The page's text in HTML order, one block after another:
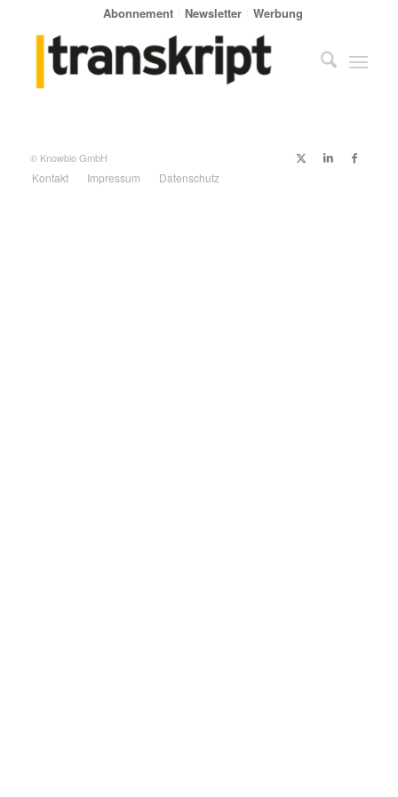
Abonnement Newsletter Werbung
© Knowbio GmbH
Kontakt Impressum Datenschutz